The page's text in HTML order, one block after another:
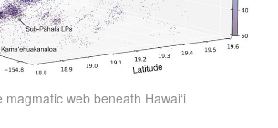
web beneath Hawai‘i